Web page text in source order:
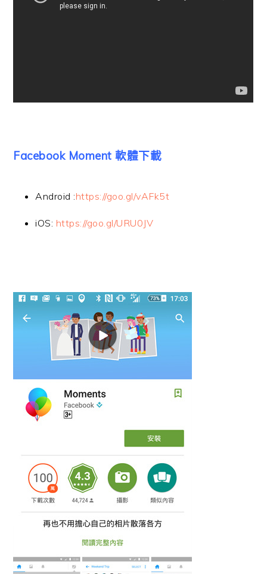
Facebook Moment 軟體下載
Android :https://goo.gl/vAFk5t
iOS: https://goo.gl/URU0JV